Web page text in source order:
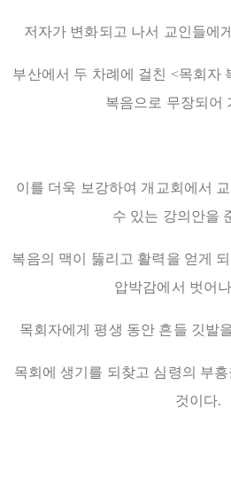
저자가 변화되고 나서 교인들에
부산에서 두 차례에 걸친 <목회자
복음으로 무장되어
이를 더욱 보강하여 개교회에서
수 있는 강의안을
복음의 맥이 뚫리고 활력을 얻게
압박감에서 벗어
목회자에게 평생 동안 흔들 깃발
목회에 생기를 되찾고 심령의 부
것이다.